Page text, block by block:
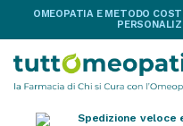
OMEOPATIA E METODO
Spedizione veloce